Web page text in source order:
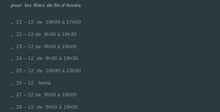
pour les fêtes de fin d’Année
21 – 12 de 10h00 à 17h00
22 – 12 de 9h30 à 18h30
23 – 12 de 9h00 à 19h00
24 – 12 de 8h30 à 18h30
25 – 12 de 10h00 à 13h30
26 – 12 fermé
27 – 12 de 9h00 à 19h00
28 – 12 de 9h00 à 19h00